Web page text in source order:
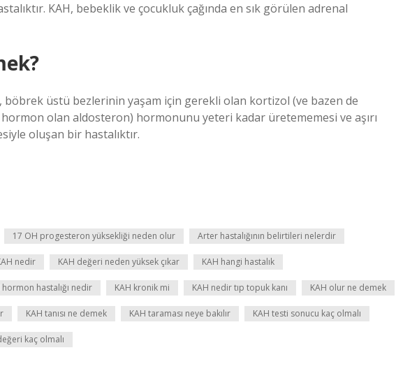
KAH, bebeklik ve çocukluk çağında en sık görülen adrenal
böbrek üstü bezlerinin yaşam için gerekli olan kortizol (ve bazen de
olan aldosteron) hormonunu yeteri kadar üretememesi ve aşırı
oluşan bir hastalıktır.
17 OH progesteron yüksekliği neden olur Arter hastalığının belirtileri nelerdir
nedir KAH değeri neden yüksek çıkar KAH hangi hastalık
hormon hastalığı nedir KAH kronik mi KAH nedir tıp topuk kanı KAH olur ne demek
KAH tanısı ne demek KAH taraması neye bakılır KAH testi sonucu kaç olmalı
kaç olmalı